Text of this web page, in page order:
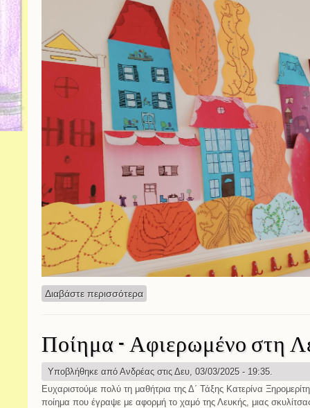
Διαβάστε περισσότερα
Ποίημα - Αφιερωμένο στη
Υποβλήθηκε από Ανδρέας στις Δευ, 03/03/2025 - 19:35.
Ευχαριστούμε πολύ τη μαθήτρια της Δ΄ Τάξης Κατερίνα
ποίημα που έγραψε με αφορμή το χαμό της Λευκής, μιας